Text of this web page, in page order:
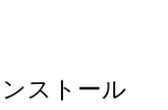
ストール